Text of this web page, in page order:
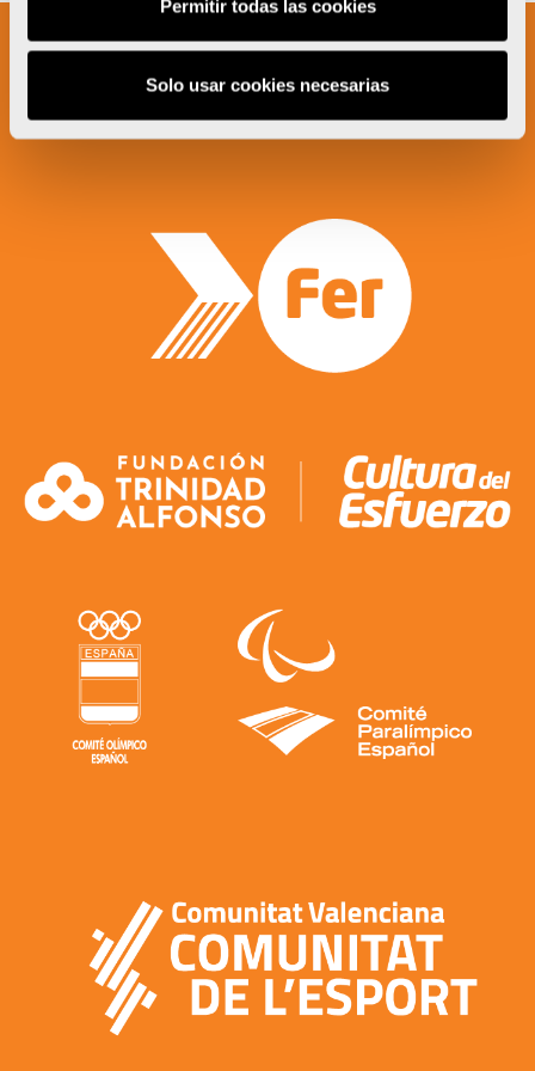
Permitir todas las cookies
Solo usar cookies necesarias
Un proyecto impulsado por: